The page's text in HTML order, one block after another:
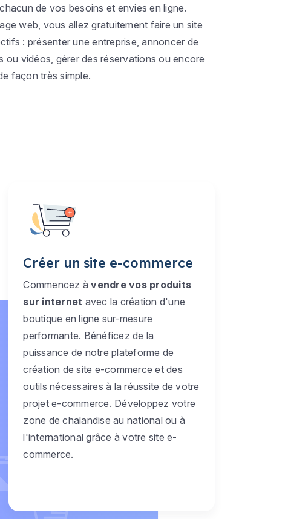
de vos besoins et envies en ligne.
web, vous allez gratuitement faire un site
: présenter une entreprise, annoncer de
ou vidéos, gérer des réservations ou encore
façon très simple.
Créer un site e-commerce
Commencez àvendre vos produits
sur internet avec la création d'une
boutique en ligne sur-mesure
performante. Bénéficez de la
puissance de notre plateforme de
création de site e-commerce et des
outils nécessaires à la réussite de votre
projet e-commerce. Développez votre
zone de chalandise au national ou à
l'international grâce à votre site e-
commerce.